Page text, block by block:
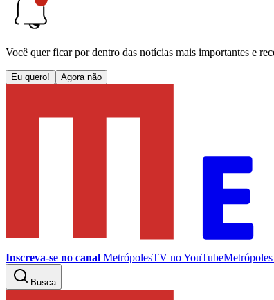
Você quer ficar por dentro das notícias mais importantes e
Eu quero! Agora não
Inscreva-se no canal MetrópolesTV noYouTube
Busca